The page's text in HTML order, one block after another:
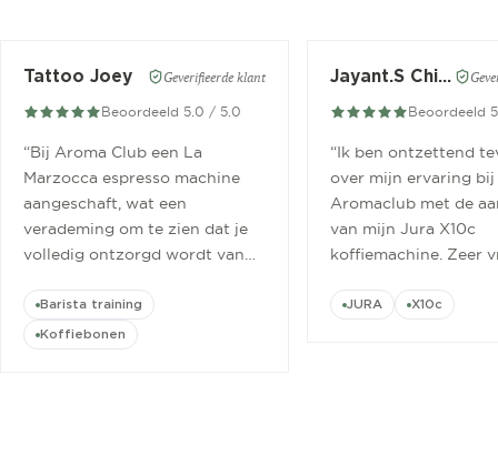
Tattoo Joey Geverifieerde klant
Beoordeeld 5.0 / 5.0
“Bij Aroma Club een La
Marzocca espresso machine
aangeschaft, wat een
verademing om te zien dat je
volledig ontzorgd wordt van
cursus.”
Barista training
Koffiebonen
Jayant.S Chitaroe
Beoordeeld
“Ik ben ontzettend
over mijn ervaring bij
Aromaclub met de
van mijn Jura X10c
koffiemachine. Zeer
JURA X10c